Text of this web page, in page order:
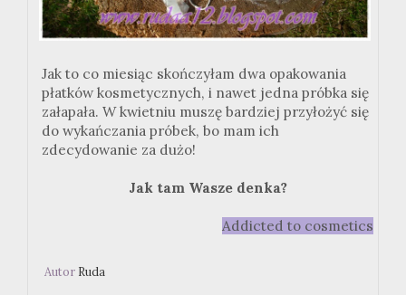
Jak to co miesiąc skończyłam dwa opakowania
płatków kosmetycznych, i nawet jedna próbka się
załapała. W kwietniu muszę bardziej przyłożyć się
do wykańczania próbek, bo mam ich
zdecydowanie za dużo!
Jak tam Wasze denka?
Addicted to cosmetics
Autor Ruda